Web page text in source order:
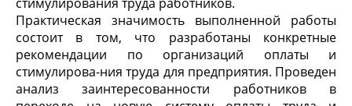
Практическая значимость выполненной работы
состоит в том, что разработаны конкретные
рекомендации по организаций оплаты и
стимулирова-ния труда для предприятия. Проведен
анализ заинтересованности работников в